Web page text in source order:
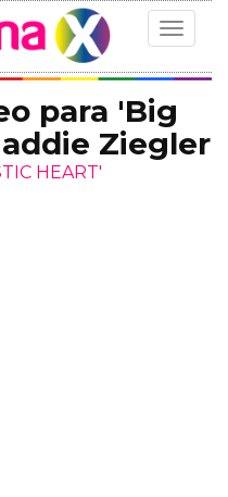
Toggle
para 'Big
Ziegler
HEART'